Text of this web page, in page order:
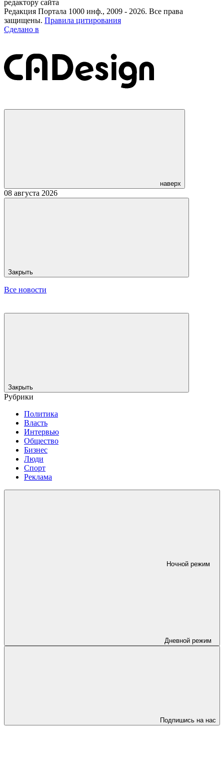
редактору сайта
Редакция Портала 1000 инф., 2009 - 2026. Все права
защищены. Правила цитирования
Сделано в
наверх
08 августа 2026
Закрыть
Все новости
Закрыть
Рубрики
Политика
Власть
Интервью
Общество
Бизнес
Люди
Спорт
Реклама
Ночной режим
Дневной режим
Подпишись на нас